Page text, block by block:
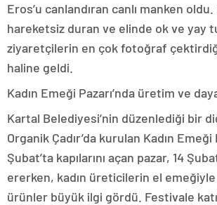
Eros’u canlandıran canlı manken
hareketsiz duran ve elinde ok ve yay
ziyaretçilerin en çok fotoğraf
haline geldi.
Kadın Emeği Pazarı’nda üretim ve
Kartal Belediyesi’nin düzenlediği bir
Organik Çadır’da kurulan Kadın Emeği
Şubat’ta kapılarını açan pazar, 14
ererken, kadın üreticilerin el emeğiyle
ürünler büyük ilgi gördü. Festivale